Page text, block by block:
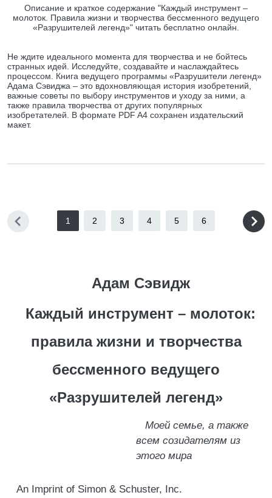
Описание и краткое содержание "Каждый инструмент –
молоток. Правила жизни и творчества бессменного ведущего
«Разрушителей легенд»" читать бесплатно онлайн.
Не ждите идеального момента для творчества и не бойтесь
странных идей. Исследуйте, создавайте и наслаждайтесь
процессом. Книга ведущего программы «Разрушители легенд»
Адама Сэвиджа – это вдохновляющая история изобретений,
важные советы по выбору инструментов и уходу за ними, а
также правила творчества от других популярных
изобретателей. В формате PDF A4 сохранен издательский
макет.
1 2 3 4 5 6
Адам Сэвидж
Каждый инструмент – молоток:
правила жизни и творчества
бессменного ведущего
«Разрушителей легенд»
Моей семье, а также
всем созидателям из
этого мира
An Imprint of Simon & Schuster, Inc.